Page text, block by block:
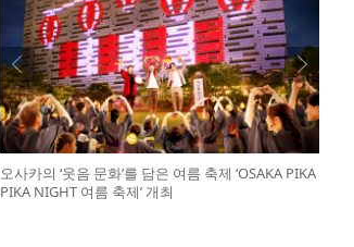
오사카의 ‘웃음 문화’를 담은 여름 축제 ‘OSAKA PIKA
PIKA NIGHT 여름 축제’ 개최